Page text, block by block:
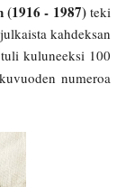
- 1987)teki
kahdeksan
kuluneeksi 100
numeroa